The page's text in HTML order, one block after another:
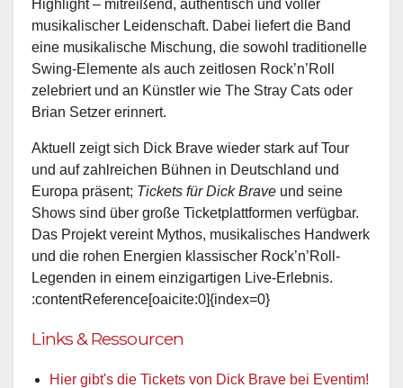
Highlight – mitreißend, authentisch und voller
musikalischer Leidenschaft. Dabei liefert die Band
eine musikalische Mischung, die sowohl traditionelle
Swing-Elemente als auch zeitlosen Rock’n’Roll
zelebriert und an Künstler wie The Stray Cats oder
Brian Setzer erinnert.
Aktuell zeigt sich Dick Brave wieder stark auf Tour
und auf zahlreichen Bühnen in Deutschland und
Europa präsent; Tickets für Dick Brave und seine
Shows sind über große Ticketplattformen verfügbar.
Das Projekt vereint Mythos, musikalisches Handwerk
und die rohen Energien klassischer Rock’n’Roll-
Legenden in einem einzigartigen Live-Erlebnis.
:contentReference[oaicite:0]{index=0}
Links & Ressourcen
Hier gibt's die Tickets von Dick Brave bei Eventim!